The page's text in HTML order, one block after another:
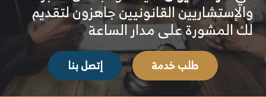
والإستشاريين القانونيين جاهزون لتقديم
لك المشورة على مدار الساعة
طلب خدمة إتصل بنا